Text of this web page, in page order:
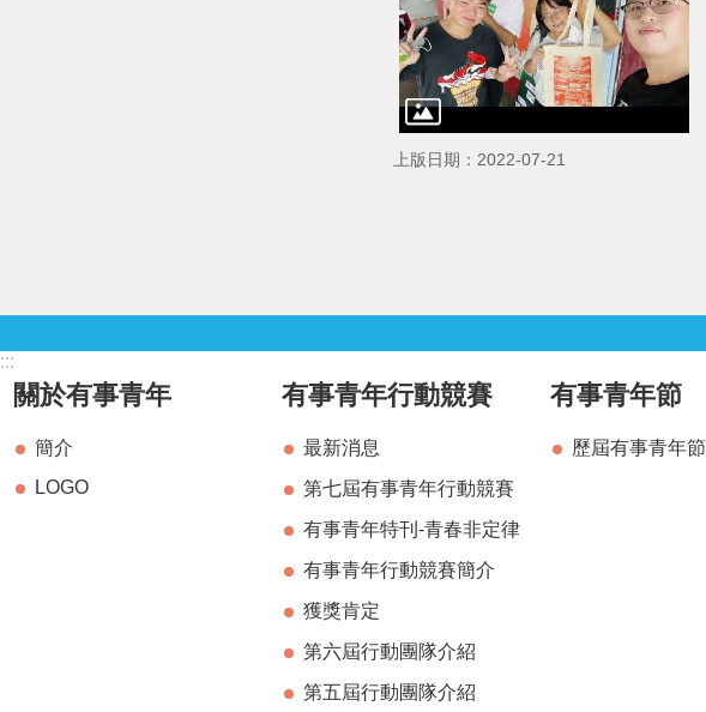
上版日期：2022-07-21
:::
關於有事青年
簡介
LOGO
有事青年行動競賽
最新消息
第七屆有事青年行動競賽
有事青年特刊-青春非定律
有事青年行動競賽簡介
獲獎肯定
第六屆行動團隊介紹
第五屆行動團隊介紹
有事青年節
歷屆有事青年節